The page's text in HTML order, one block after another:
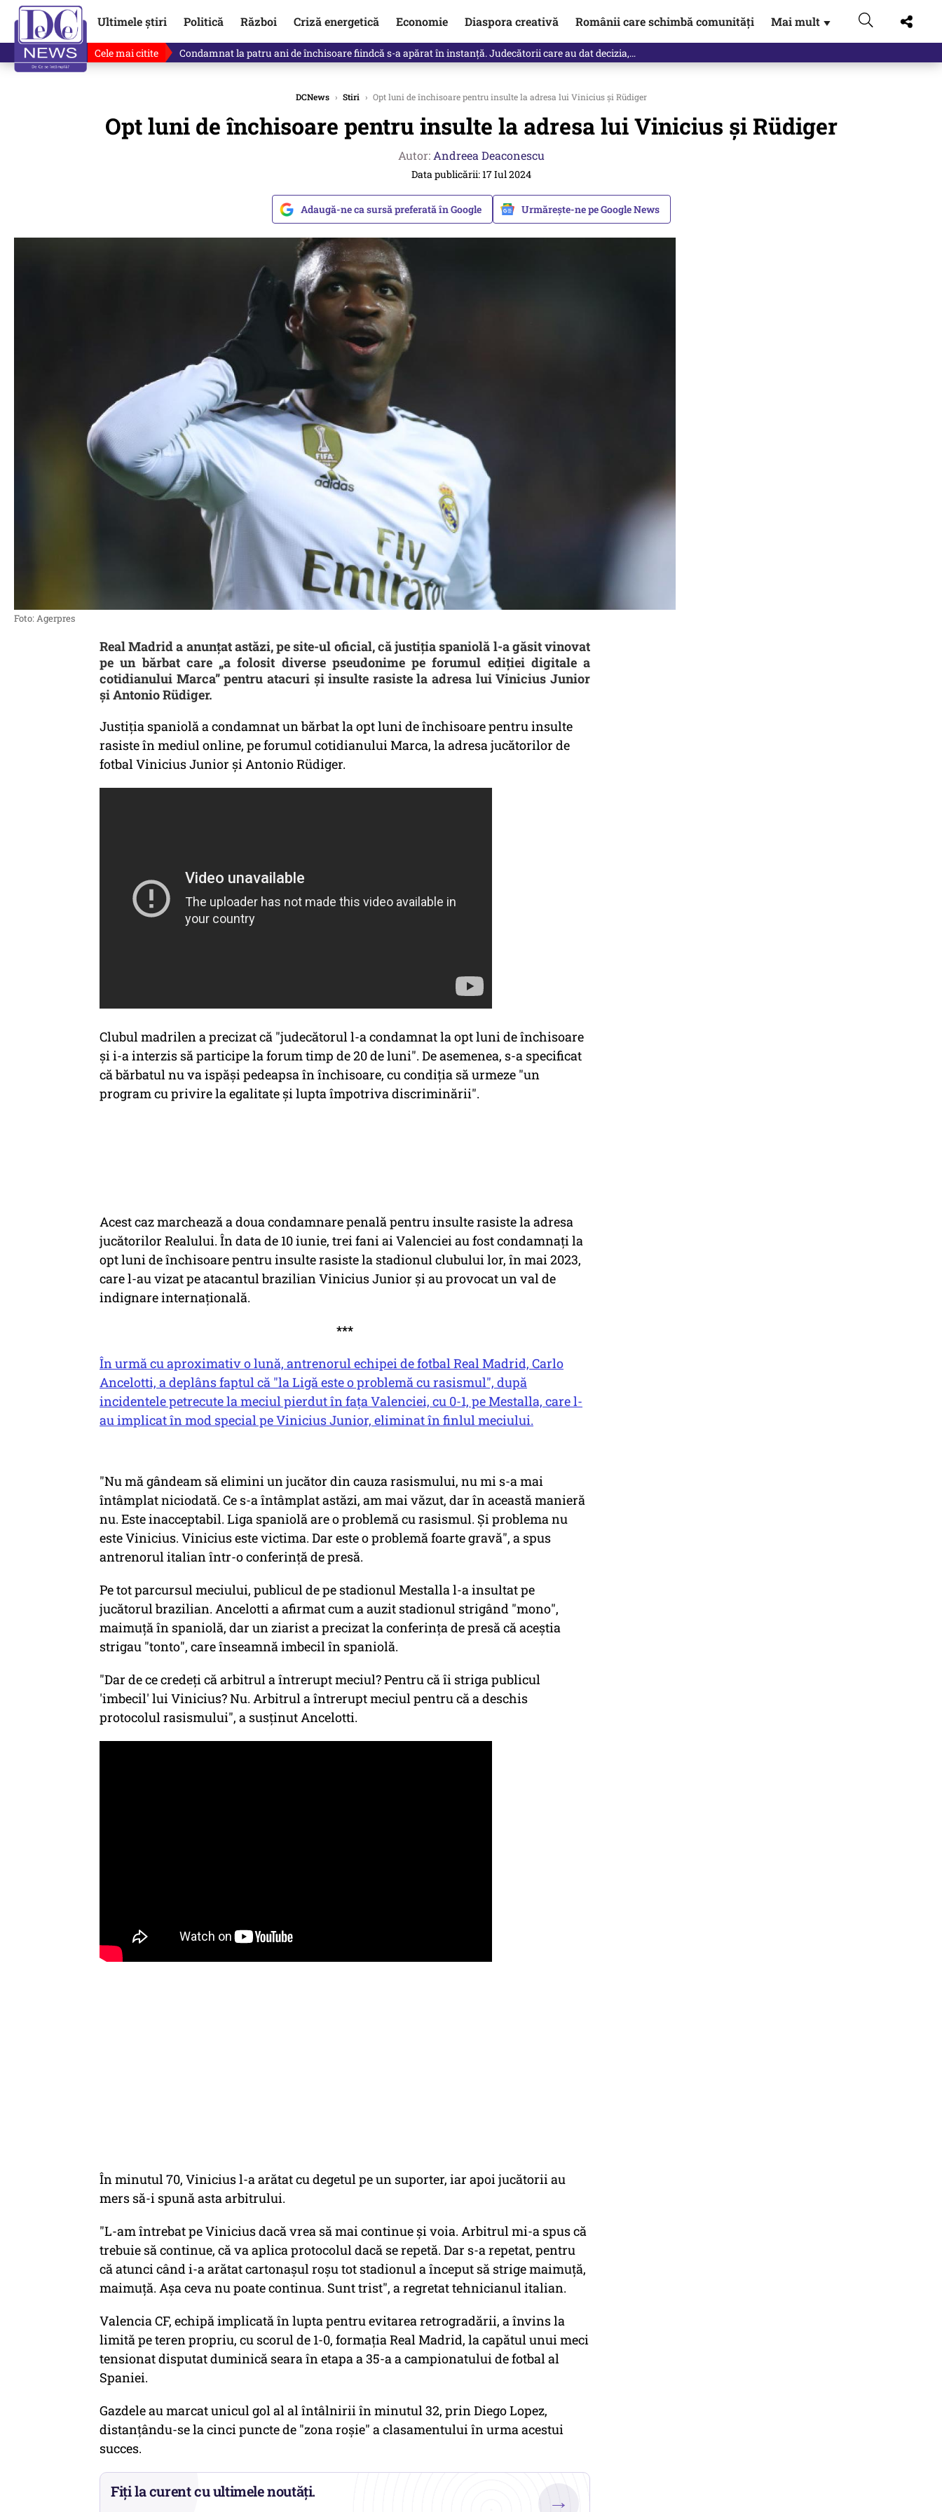
Ultimele știri Politică Război Criză energetică Economie Diaspora creativă Românii care schimbă comunități Mai mult ▼
Cele mai citite Singurul lucru care l-ar putea clinti pe Ilie Bolojan de la Palatul Victoria. Verdictul lui Bogdan Chirieac
DCNews › Stiri › Opt luni de închisoare pentru insulte la adresa lui Vinicius și Rüdiger
Opt luni de închisoare pentru insulte la adresa lui Vinicius și Rüdiger
Autor: Andreea Deaconescu
Data publicării: 17 Iul 2024
Adaugă-ne ca sursă preferată în Google Urmărește-ne pe Google News
Foto: Agerpres
Real Madrid a anunţat astăzi, pe site-ul oficial, că justiţia spaniolă l-a găsit vinovat
pe un bărbat care „a folosit diverse pseudonime pe forumul ediţiei digitale a
cotidianului Marca” pentru atacuri şi insulte rasiste la adresa lui Vinicius Junior
şi Antonio Rüdiger.
Justiția spaniolă a condamnat un bărbat la opt luni de închisoare pentru insulte
rasiste în mediul online, pe forumul cotidianului Marca, la adresa jucătorilor de
fotbal Vinicius Junior și Antonio Rüdiger.
Clubul madrilen a precizat că "judecătorul l-a condamnat la opt luni de închisoare
și i-a interzis să participe la forum timp de 20 de luni". De asemenea, s-a specificat
că bărbatul nu va ispăși pedeapsa în închisoare, cu condiția să urmeze "un
program cu privire la egalitate și lupta împotriva discriminării".
Acest caz marchează a doua condamnare penală pentru insulte rasiste la adresa
jucătorilor Realului. În data de 10 iunie, trei fani ai Valenciei au fost condamnați la
opt luni de închisoare pentru insulte rasiste la stadionul clubului lor, în mai 2023,
care l-au vizat pe atacantul brazilian Vinicius Junior și au provocat un val de
indignare internațională.
***
În urmă cu aproximativ o lună, antrenorul echipei de fotbal Real Madrid, Carlo
Ancelotti, a deplâns faptul că "la Ligă este o problemă cu rasismul", după
incidentele petrecute la meciul pierdut în faţa Valenciei, cu 0-1, pe Mestalla, care l-
au implicat în mod special pe Vinicius Junior, eliminat în finlul meciului.
"Nu mă gândeam să elimini un jucător din cauza rasismului, nu mi s-a mai
întâmplat niciodată. Ce s-a întâmplat astăzi, am mai văzut, dar în această manieră
nu. Este inacceptabil. Liga spaniolă are o problemă cu rasismul. Şi problema nu
este Vinicius. Vinicius este victima. Dar este o problemă foarte gravă", a spus
antrenorul italian într-o conferinţă de presă.
Pe tot parcursul meciului, publicul de pe stadionul Mestalla l-a insultat pe
jucătorul brazilian. Ancelotti a afirmat cum a auzit stadionul strigând "mono",
maimuţă în spaniolă, dar un ziarist a precizat la conferinţa de presă că aceştia
strigau "tonto", care înseamnă imbecil în spaniolă.
"Dar de ce credeţi că arbitrul a întrerupt meciul? Pentru că îi striga publicul
'imbecil' lui Vinicius? Nu. Arbitrul a întrerupt meciul pentru că a deschis
protocolul rasismului", a susţinut Ancelotti.
În minutul 70, Vinicius l-a arătat cu degetul pe un suporter, iar apoi jucătorii au
mers să-i spună asta arbitrului.
"L-am întrebat pe Vinicius dacă vrea să mai continue şi voia. Arbitrul mi-a spus că
trebuie să continue, că va aplica protocolul dacă se repetă. Dar s-a repetat, pentru
că atunci când i-a arătat cartonaşul roşu tot stadionul a început să strige maimuţă,
maimuţă. Aşa ceva nu poate continua. Sunt trist", a regretat tehnicianul italian.
Valencia CF, echipă implicată în lupta pentru evitarea retrogradării, a învins la
limită pe teren propriu, cu scorul de 1-0, formaţia Real Madrid, la capătul unui meci
tensionat disputat duminică seara în etapa a 35-a a campionatului de fotbal al
Spaniei.
Gazdele au marcat unicul gol al al întâlnirii în minutul 32, prin Diego Lopez,
distanţându-se la cinci puncte de "zona roşie" a clasamentului în urma acestui
succes.
Fiți la curent cu ultimele noutăți. →